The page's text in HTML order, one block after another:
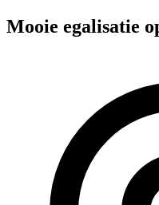
Mooie egalisatie